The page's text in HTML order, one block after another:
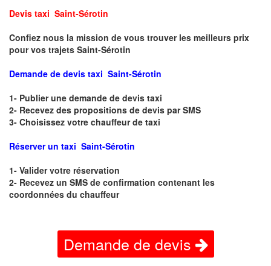
Devis taxi Saint-Sérotin
Confiez nous la mission de vous trouver les meilleurs prix
pour vos trajets Saint-Sérotin
Demande de devis taxi Saint-Sérotin
1- Publier une demande de devis taxi
2- Recevez des propositions de devis par SMS
3- Choisissez votre chauffeur de taxi
Réserver un taxi Saint-Sérotin
1- Valider votre réservation
2- Recevez un SMS de confirmation contenant les
coordonnées du chauffeur
Demande de devis